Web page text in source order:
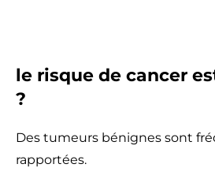
le risque de cancer
?
Des tumeurs bénignes sont
rapportées.